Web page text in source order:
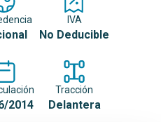
IVA
No Deducible
2014
Tracción
Delantera